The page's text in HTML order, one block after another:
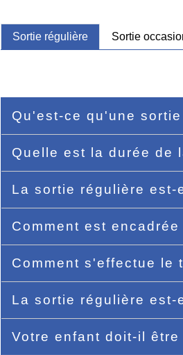
Sortie régulière Sortie
Qu'est-ce qu'une
Quelle est la durée de
La sortie régulière est-
Comment est
Comment s'effectue le
La sortie régulière est-
Votre enfant doit-il être